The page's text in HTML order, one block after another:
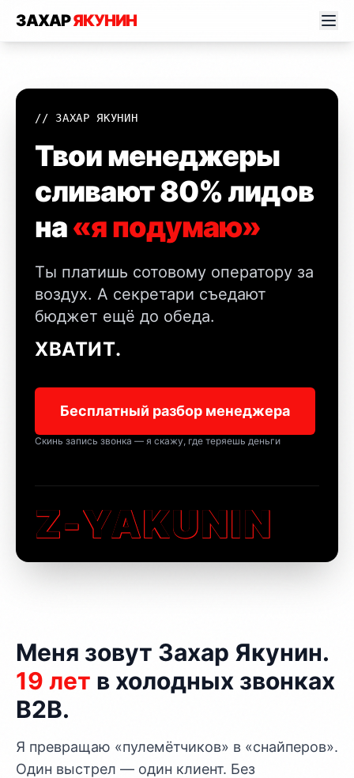
ЗАХАРЯКУНИН
// ЗАХАР ЯКУНИН
Твои менеджеры
сливают 80% лидов
на«я подумаю»
Ты платишь сотовому оператору за
воздух. А секретари съедают
бюджет ещё до обеда.
ХВАТИТ.
Бесплатный разбор менеджера
Скинь запись звонка — я скажу, где теряешь деньги
Z-YAKUNIN
Меня зовут Захар Якунин.
19 лет в холодных звонках
B2B.
Я превращаю «пулемётчиков» в «снайперов».
Один выстрел — один клиент. Без